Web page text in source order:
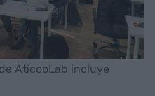
AticcoLab incluye